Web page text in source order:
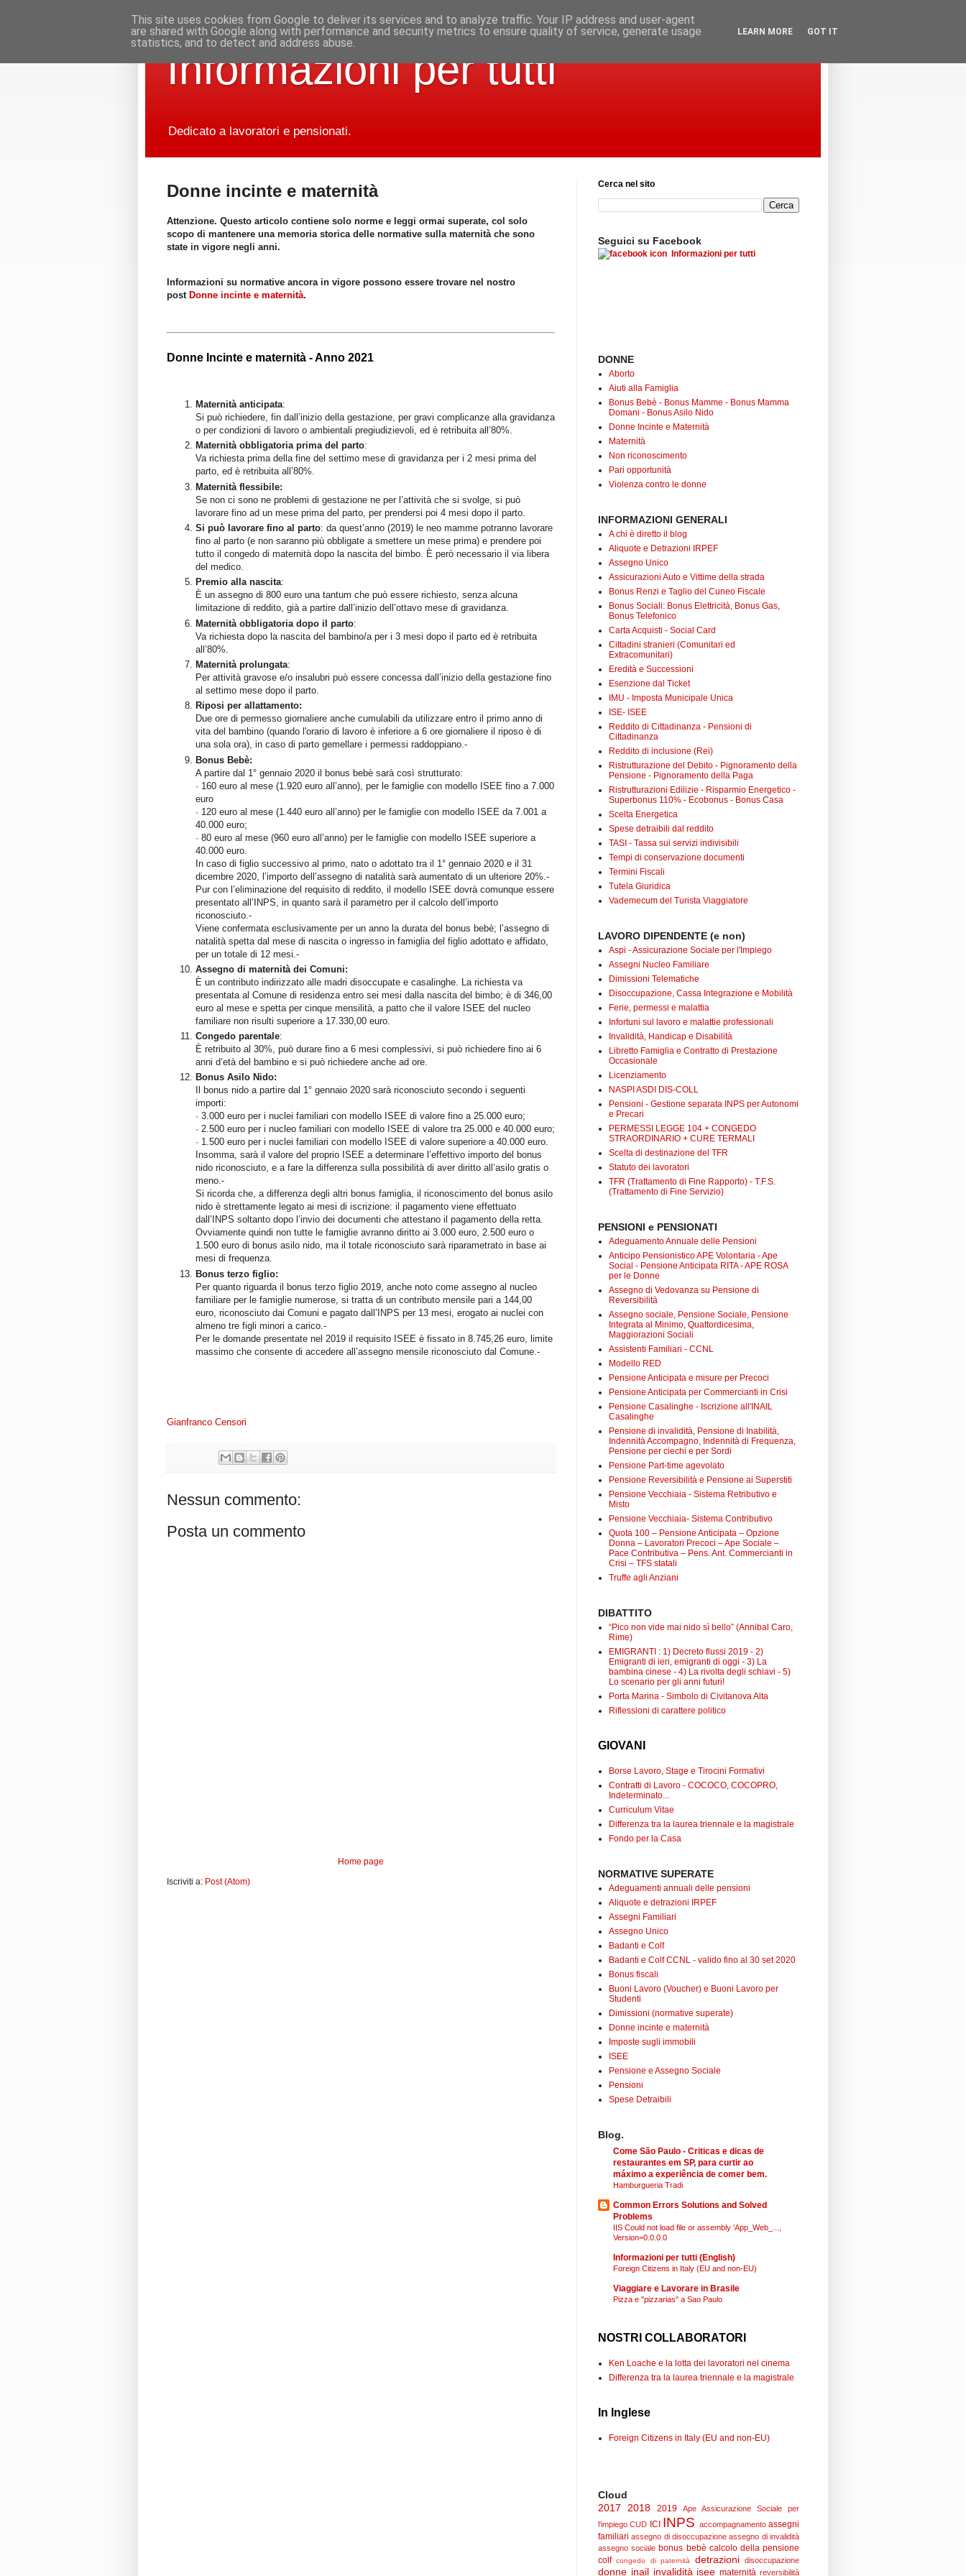
Informazioni per tutti
Dedicato a lavoratori e pensionati.
Donne incinte e maternità
Attenzione. Questo articolo contiene solo norme e leggi ormai superate, col solo
scopo di mantenere una memoria storica delle normative sulla maternità che sono
state in vigore negli anni.
Informazioni su normative ancora in vigore possono essere trovare nel nostro
post Donne incinte e maternità.
Donne Incinte e maternità - Anno 2021
Maternità anticipata:
Si può richiedere, fin dall’inizio della gestazione, per gravi complicanze alla gravidanza
o per condizioni di lavoro o ambientali pregiudizievoli, ed è retribuita all’80%.
Maternità obbligatoria prima del parto:
Va richiesta prima della fine del settimo mese di gravidanza per i 2 mesi prima del
parto, ed è retribuita all’80%.
Maternità flessibile:
Se non ci sono ne problemi di gestazione ne per l’attività che si svolge, si può
lavorare fino ad un mese prima del parto, per prendersi poi 4 mesi dopo il parto.
Si può lavorare fino al parto: da quest’anno (2019) le neo mamme potranno lavorare
fino al parto (e non saranno più obbligate a smettere un mese prima) e prendere poi
tutto il congedo di maternità dopo la nascita del bimbo. È però necessario il via libera
del medico.
Premio alla nascita:
È un assegno di 800 euro una tantum che può essere richiesto, senza alcuna
limitazione di reddito, già a partire dall’inizio dell’ottavo mese di gravidanza.
Maternità obbligatoria dopo il parto:
Va richiesta dopo la nascita del bambino/a per i 3 mesi dopo il parto ed è retribuita
all’80%.
Maternità prolungata:
Per attività gravose e/o insalubri può essere concessa dall’inizio della gestazione fino
al settimo mese dopo il parto.
Riposi per allattamento:
Due ore di permesso giornaliere anche cumulabili da utilizzare entro il primo anno di
vita del bambino (quando l'orario di lavoro è inferiore a 6 ore giornaliere il riposo è di
una sola ora), in caso di parto gemellare i permessi raddoppiano.-
Bonus Bebè:
A partire dal 1° gennaio 2020 il bonus bebè sarà così strutturato:
· 160 euro al mese (1.920 euro all’anno), per le famiglie con modello ISEE fino a 7.000
euro
· 120 euro al mese (1.440 euro all’anno) per le famiglie con modello ISEE da 7.001 a
40.000 euro;
· 80 euro al mese (960 euro all’anno) per le famiglie con modello ISEE superiore a
40.000 euro.
In caso di figlio successivo al primo, nato o adottato tra il 1° gennaio 2020 e il 31
dicembre 2020, l’importo dell’assegno di natalità sarà aumentato di un ulteriore 20%.-
Pur con l’eliminazione del requisito di reddito, il modello ISEE dovrà comunque essere
presentato all’INPS, in quanto sarà il parametro per il calcolo dell’importo
riconosciuto.-
Viene confermata esclusivamente per un anno la durata del bonus bebè; l’assegno di
natalità spetta dal mese di nascita o ingresso in famiglia del figlio adottato e affidato,
per un totale di 12 mesi.-
Assegno di maternità dei Comuni:
È un contributo indirizzato alle madri disoccupate e casalinghe. La richiesta va
presentata al Comune di residenza entro sei mesi dalla nascita del bimbo; è di 346,00
euro al mese e spetta per cinque mensilità, a patto che il valore ISEE del nucleo
familiare non risulti superiore a 17.330,00 euro.
Congedo parentale:
È retribuito al 30%, può durare fino a 6 mesi complessivi, si può richiedere fino ai 6
anni d’età del bambino e si può richiedere anche ad ore.
Bonus Asilo Nido:
Il bonus nido a partire dal 1° gennaio 2020 sarà riconosciuto secondo i seguenti
importi:
· 3.000 euro per i nuclei familiari con modello ISEE di valore fino a 25.000 euro;
· 2.500 euro per i nucleo familiari con modello ISEE di valore tra 25.000 e 40.000 euro;
· 1.500 euro per i nuclei familiari con modello ISEE di valore superiore a 40.000 euro.
Insomma, sarà il valore del proprio ISEE a determinare l’effettivo importo del bonus
nido riconosciuto, e a fare la differenza sulla possibilità di aver diritto all’asilo gratis o
meno.-
Si ricorda che, a differenza degli altri bonus famiglia, il riconoscimento del bonus asilo
nido è strettamente legato ai mesi di iscrizione: il pagamento viene effettuato
dall’INPS soltanto dopo l’invio dei documenti che attestano il pagamento della retta.
Ovviamente quindi non tutte le famiglie avranno diritto ai 3.000 euro, 2.500 euro o
1.500 euro di bonus asilo nido, ma il totale riconosciuto sarà riparametrato in base ai
mesi di frequenza.
Bonus terzo figlio:
Per quanto riguarda il bonus terzo figlio 2019, anche noto come assegno al nucleo
familiare per le famiglie numerose, si tratta di un contributo mensile pari a 144,00
euro, riconosciuto dai Comuni e pagato dall’INPS per 13 mesi, erogato ai nuclei con
almeno tre figli minori a carico.-
Per le domande presentate nel 2019 il requisito ISEE è fissato in 8.745,26 euro, limite
massimo che consente di accedere all’assegno mensile riconosciuto dal Comune.-
Gianfranco Censori
Nessun commento:
Posta un commento
Home page
Iscriviti a: Post (Atom)
Cerca nel sito
Seguici su Facebook
Informazioni per tutti
DONNE
Aborto
Aiuti alla Famiglia
Bonus Bebè - Bonus Mamme - Bonus Mamma
Domani - Bonus Asilo Nido
Donne Incinte e Maternità
Maternità
Non riconoscimento
Pari opportunità
Violenza contro le donne
INFORMAZIONI GENERALI
A chi è diretto il blog
Aliquote e Detrazioni IRPEF
Assegno Unico
Assicurazioni Auto e Vittime della strada
Bonus Renzi e Taglio del Cuneo Fiscale
Bonus Sociali: Bonus Elettricità, Bonus Gas,
Bonus Telefonico
Carta Acquisti - Social Card
Cittadini stranieri (Comunitari ed
Extracomunitari)
Eredità e Successioni
Esenzione dal Ticket
IMU - Imposta Municipale Unica
ISE- ISEE
Reddito di Cittadinanza - Pensioni di
Cittadinanza
Reddito di inclusione (Rei)
Ristrutturazione del Debito - Pignoramento della
Pensione - Pignoramento della Paga
Ristrutturazioni Edilizie - Risparmio Energetico -
Superbonus 110% - Ecobonus - Bonus Casa
Scelta Energetica
Spese detraibili dal reddito
TASI - Tassa sui servizi indivisibili
Tempi di conservazione documenti
Termini Fiscali
Tutela Giuridica
Vademecum del Turista Viaggiatore
LAVORO DIPENDENTE (e non)
Aspi - Assicurazione Sociale per l'Impiego
Assegni Nucleo Familiare
Dimissioni Telematiche
Disoccupazione, Cassa Integrazione e Mobilità
Ferie, permessi e malattia
Infortuni sul lavoro e malattie professionali
Invalidità, Handicap e Disabilità
Libretto Famiglia e Contratto di Prestazione
Occasionale
Licenziamento
NASPI ASDI DIS-COLL
Pensioni - Gestione separata INPS per Autonomi
e Precari
PERMESSI LEGGE 104 + CONGEDO
STRAORDINARIO + CURE TERMALI
Scelta di destinazione del TFR
Statuto dei lavoratori
TFR (Trattamento di Fine Rapporto) - T.F.S.
(Trattamento di Fine Servizio)
PENSIONI e PENSIONATI
Adeguamento Annuale delle Pensioni
Anticipo Pensionistico APE Volontaria - Ape
Social - Pensione Anticipata RITA - APE ROSA
per le Donne
Assegno di Vedovanza su Pensione di
Reversibilità
Assegno sociale, Pensione Sociale, Pensione
Integrata al Minimo, Quattordicesima,
Maggiorazioni Sociali
Assistenti Familiari - CCNL
Modello RED
Pensione Anticipata e misure per Precoci
Pensione Anticipata per Commercianti in Crisi
Pensione Casalinghe - Iscrizione all'INAIL
Casalinghe
Pensione di invalidità, Pensione di Inabilità,
Indennità Accompagno, Indennità di Frequenza,
Pensione per ciechi e per Sordi
Pensione Part-time agevolato
Pensione Reversibilità e Pensione ai Superstiti
Pensione Vecchiaia - Sistema Retributivo e
Misto
Pensione Vecchiaia- Sistema Contributivo
Quota 100 – Pensione Anticipata – Opzione
Donna – Lavoratori Precoci – Ape Sociale –
Pace Contributiva – Pens. Ant. Commercianti in
Crisi – TFS statali
Truffe agli Anziani
DIBATTITO
“Pico non vide mai nido sì bello” (Annibal Caro,
Rime)
EMIGRANTI : 1) Decreto flussi 2019 - 2)
Emigranti di ieri, emigranti di oggi - 3) La
bambina cinese - 4) La rivolta degli schiavi - 5)
Lo scenario per gli anni futuri!
Porta Marina - Simbolo di Civitanova Alta
Riflessioni di carattere politico
GIOVANI
Borse Lavoro, Stage e Tirocini Formativi
Contratti di Lavoro - COCOCO, COCOPRO,
Indeterminato...
Curriculum Vitae
Differenza tra la laurea triennale e la magistrale
Fondo per la Casa
NORMATIVE SUPERATE
Adeguamenti annuali delle pensioni
Aliquote e detrazioni IRPEF
Assegni Familiari
Assegno Unico
Badanti e Colf
Badanti e Colf CCNL - valido fino al 30 set 2020
Bonus fiscali
Buoni Lavoro (Voucher) e Buoni Lavoro per
Studenti
Dimissioni (normative superate)
Donne incinte e maternità
Imposte sugli immobili
ISEE
Pensione e Assegno Sociale
Pensioni
Spese Detraibili
Blog.
Come São Paulo - Criticas e dicas de
restaurantes em SP, para curtir ao
máximo a experiência de comer bem.
Hamburgueria Tradi
Common Errors Solutions and Solved
Problems
IIS Could not load file or assembly 'App_Web_...,
Version=0.0.0.0
Informazioni per tutti (English)
Foreign Citizens in Italy (EU and non-EU)
Viaggiare e Lavorare in Brasile
Pizza e "pizzarias" a Sao Paulo
NOSTRI COLLABORATORI
Ken Loache e la lotta dei lavoratori nel cinema
Differenza tra la laurea triennale e la magistrale
In Inglese
Foreign Citizens in Italy (EU and non-EU)
Cloud
2017
2018 2019 Ape
Assicurazione Sociale per
l'impiego CUD ICI INPS accompagnamento assegni
familiari assegno di disoccupazione assegno di invalidità
assegno sociale bonus bebè calcolo della pensione
colf congedo di paternità detrazioni disoccupazione
donne inail invalidità isee maternità reversibilità
This site uses cookies from Google to deliver its services and to analyze traffic. Your IP address and user-agent
are shared with Google along with performance and security metrics to ensure quality of service, generate usage
statistics, and to detect and address abuse.
LEARN MORE GOT IT